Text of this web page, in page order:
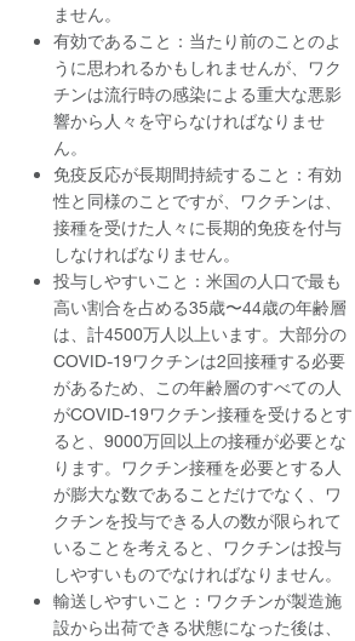
ません。
有効であること：当たり前のことのよ
うに思われるかもしれませんが、ワク
チンは流行時の感染による重大な悪影
響から人々を守らなければなりませ
ん。
免疫反応が長期間持続すること：有効
性と同様のことですが、ワクチンは、
接種を受けた人々に長期的免疫を付与
しなければなりません。
投与しやすいこと：米国の人口で最も
高い割合を占める35歳〜44歳の年齢層
は、計4500万人以上います。大部分の
COVID-19ワクチンは2回接種する必要
があるため、この年齢層のすべての人
がCOVID-19ワクチン接種を受けるとす
ると、9000万回以上の接種が必要とな
ります。ワクチン接種を必要とする人
が膨大な数であることだけでなく、ワ
クチンを投与できる人の数が限られて
いることを考えると、ワクチンは投与
しやすいものでなければなりません。
輸送しやすいこと：ワクチンが製造施
設から出荷できる状態になった後は、